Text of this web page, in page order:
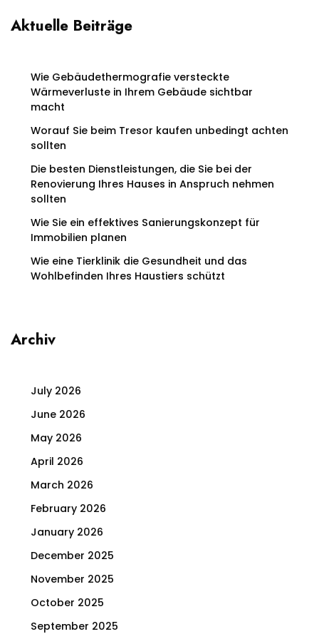
Aktuelle Beiträge
Wie Gebäudethermografie versteckte
Wärmeverluste in Ihrem Gebäude sichtbar
macht
Worauf Sie beim Tresor kaufen unbedingt achten
sollten
Die besten Dienstleistungen, die Sie bei der
Renovierung Ihres Hauses in Anspruch nehmen
sollten
Wie Sie ein effektives Sanierungskonzept für
Immobilien planen
Wie eine Tierklinik die Gesundheit und das
Wohlbefinden Ihres Haustiers schützt
Archiv
July 2026
June 2026
May 2026
April 2026
March 2026
February 2026
January 2026
December 2025
November 2025
October 2025
September 2025